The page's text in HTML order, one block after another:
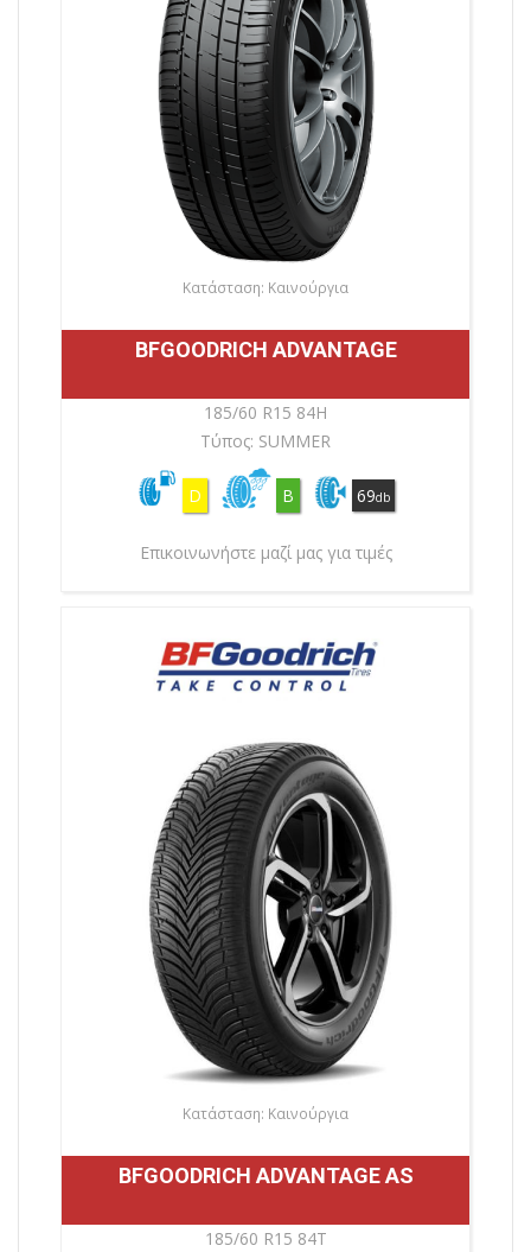
Κατάσταση: Καινούργια
BFGOODRICH ADVANTAGE
185/60 R15 84H
Τύπος: SUMMER
D B 69db
Επικοινωνήστε μαζί μας για τιμές
Κατάσταση: Καινούργια
BFGOODRICH ADVANTAGE AS
185/60 R15 84T